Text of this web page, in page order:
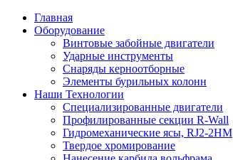
Главная
Оборудование
Винтовые забойные двигатели
Ударные инструменты
Снаряды керноотборные
Элементы бурильных колонн
Наши Технологии
Специализированные двигатели
Профилированные секции R-Wall
Гидромеханические ясы, RJ2-2HM
Твердое хромирование